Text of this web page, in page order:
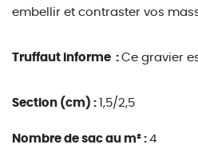
embellir et contraster vos
Truffaut informe : Ce gravier
Section (cm) : 1,5/2,5
Nombre de sac au m² : 4